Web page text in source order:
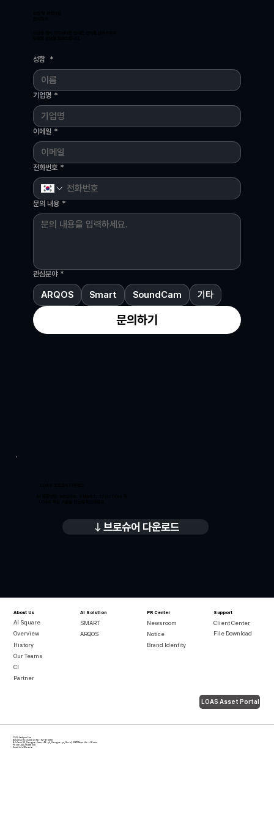
성함 *
기업명 *
이메일 *
전화번호 *
문의 내용 *
관심분야 *
ARQOS Smart SoundCam 기타
문의하기
브로슈어 다운로드
About Us
AI Square
Overview
History
Our Teams
CI
Partner
AI Solution
ARQOS
SMART
PR Center
Newsroom
Notice
Brand Identity
Support
Client Center
File Download
LOAS Asset Portal
CEO Jaehyun Lee
Business Registration No. 112-81-55127
Address 55, Songpa-daero 49-gil, Songpa-gu, Seoul, 05611 Republic of Korea
Phone +82 2 6486 6411
Emailinfo@loas.ai